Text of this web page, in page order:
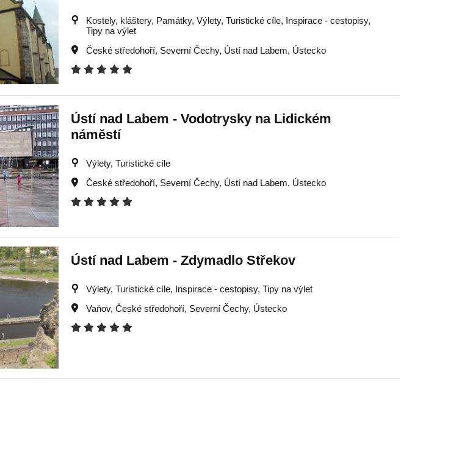
Kostely, kláštery, Památky, Výlety, Turistické cíle, Inspirace - cestopisy,
Tipy na výlet
České středohoří, Severní Čechy, Ústí nad Labem, Ústecko
Ústí nad Labem - Vodotrysky na Lidickém
náměstí
Výlety, Turistické cíle
České středohoří, Severní Čechy, Ústí nad Labem, Ústecko
Ústí nad Labem - Zdymadlo Střekov
Výlety, Turistické cíle, Inspirace - cestopisy, Tipy na výlet
Vaňov, České středohoří, Severní Čechy, Ústecko